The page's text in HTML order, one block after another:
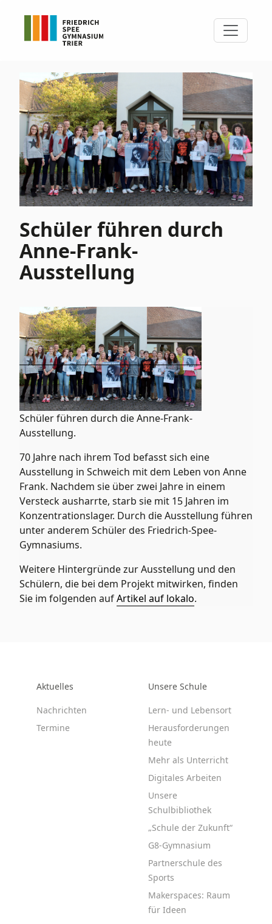
Schüler führen durch
Anne-Frank-
Ausstellung
Schüler führen durch die Anne-Frank-
Ausstellung.
70 Jahre nach ihrem Tod befasst sich eine
Ausstellung in Schweich mit dem Leben von Anne
Frank. Nachdem sie über zwei Jahre in einem
Versteck ausharrte, starb sie mit 15 Jahren im
Konzentrationslager. Durch die Ausstellung führen
unter anderem Schüler des Friedrich-Spee-
Gymnasiums.
Weitere Hintergründe zur Ausstellung und den
Schülern, die bei dem Projekt mitwirken, finden
Sie im folgenden aufArtikel auf lokalo.
Aktuelles
Nachrichten
Termine
Unsere Schule
Lern- und Lebensort
Herausforderungen
heute
Mehr als Unterricht
Digitales Arbeiten
Unsere
Schulbibliothek
„Schule der Zukunft“
G8-Gymnasium
Partnerschule des
Sports
Makerspaces: Raum
für Ideen